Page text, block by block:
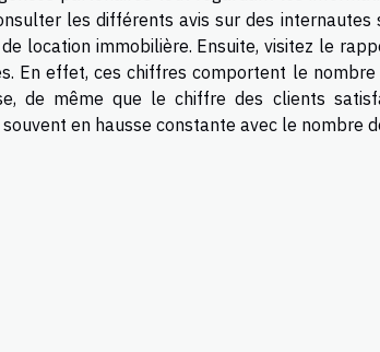
les différents avis sur des
location immobilière. Ensuite, visitez le
En effet, ces chiffres comportent le
de même que le chiffre des clients
en hausse constante avec le nombre